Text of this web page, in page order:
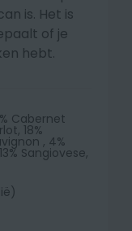
is. Het is
of je
hebt.
Cabernet
18%
, 4%
Sangiovese,